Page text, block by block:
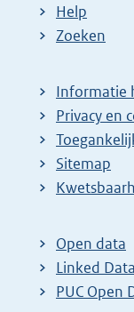
Help
Zoeken
Informatie
Privacy en
Sitemap
E
t
e
r
Open data
Linked
PUC Open